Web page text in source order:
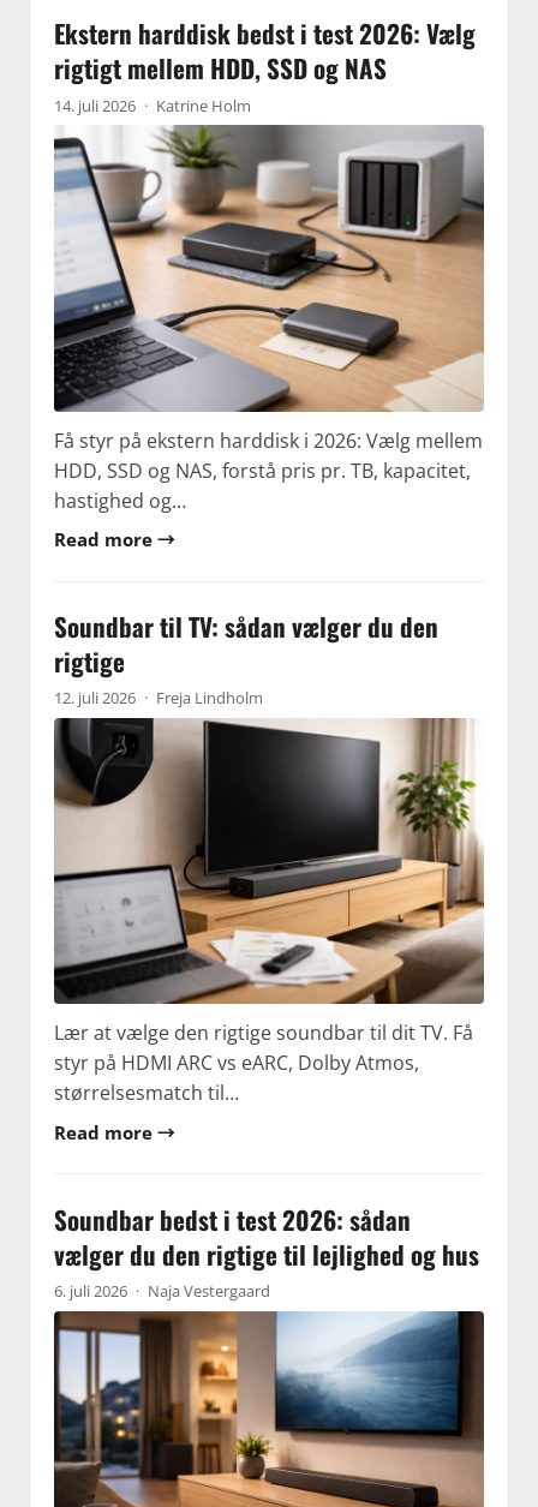
Ekstern harddisk bedst i test 2026: Vælg
rigtigt mellem HDD, SSD og NAS
14. juli 2026 · Katrine Holm
Få styr på ekstern harddisk i 2026: Vælg mellem
HDD, SSD og NAS, forstå pris pr. TB, kapacitet,
hastighed og…
Read more →
Soundbar til TV: sådan vælger du den
rigtige
12. juli 2026 · Freja Lindholm
Lær at vælge den rigtige soundbar til dit TV. Få
styr på HDMI ARC vs eARC, Dolby Atmos,
størrelsesmatch til…
Read more →
Soundbar bedst i test 2026: sådan
vælger du den rigtige til lejlighed og hus
6. juli 2026 · Naja Vestergaard